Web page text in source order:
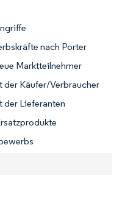
nach Porter
Marktteilnehmer
der Käufer/Verbraucher
der Lieferanten